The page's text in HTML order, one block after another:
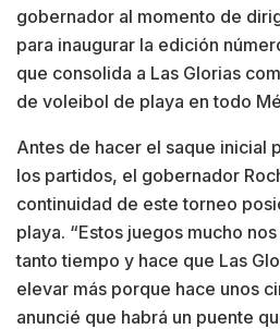
gobernador al momento de
para inaugurar la edición
que consolida a Las Glorias
de voleibol de playa en todo
Antes de hacer el saque inicial
los partidos, el gobernador
continuidad de este torneo
playa. “Estos juegos mucho
tanto tiempo y hace que Las
elevar más porque hace unos
anuncié que habrá un puente